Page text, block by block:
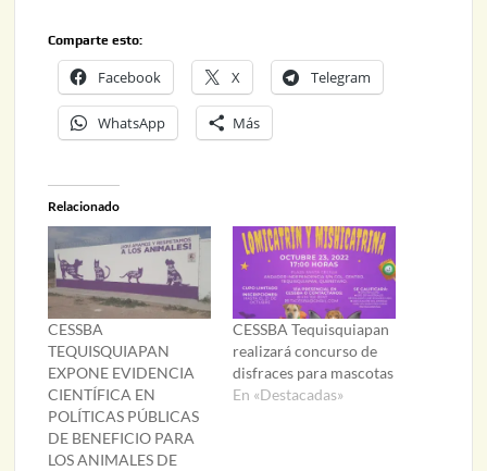
Comparte esto:
Facebook X Telegram
WhatsApp Más
Relacionado
CESSBA
TEQUISQUIAPAN
EXPONE EVIDENCIA
CIENTÍFICA EN
POLÍTICAS PÚBLICAS
DE BENEFICIO PARA
LOS ANIMALES DE
CESSBA Tequisquiapan
realizará concurso de
disfraces para mascotas
En «Destacadas»